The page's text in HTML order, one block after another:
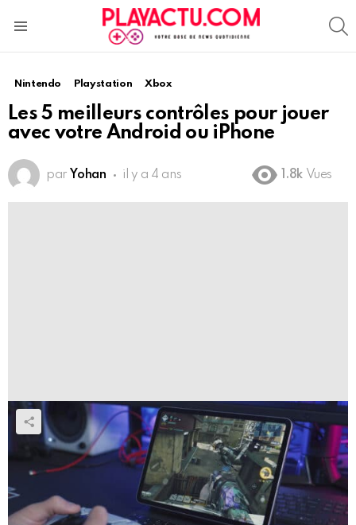
Nintendo Playstation Xbox
Les 5 meilleurs contrôles pour jouer
avec votre Android ou iPhone
par Yohan il y a 4 ans 1.8k Vues